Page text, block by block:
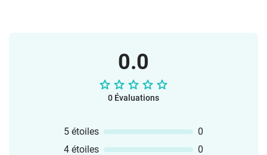
0.0
0 Évaluations
5 étoiles
0
4 étoiles
0